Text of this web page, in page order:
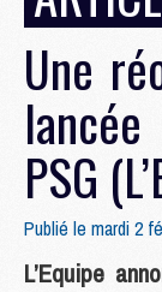
Une
PSG
Publié le mardi 2
L’Equipe